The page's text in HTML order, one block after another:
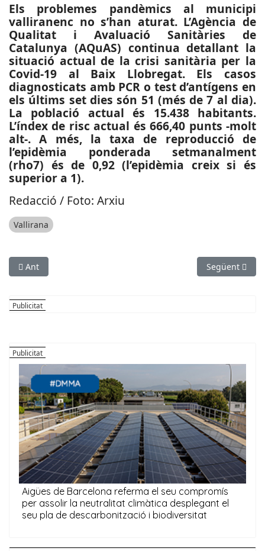
Els problemes pandèmics al municipi
valliranenc no s’han aturat. L’Agència de
Qualitat i Avaluació Sanitàries de
Catalunya (AQuAS) continua detallant la
situació actual de la crisi sanitària per la
Covid-19 al Baix Llobregat. Els casos
diagnosticats amb PCR o test d’antígens en
els últims set dies són 51 (més de 7 al dia).
La població actual és 15.438 habitants.
L’índex de risc actual és 666,40 punts -molt
alt-. A més, la taxa de reproducció de
l’epidèmia ponderada setmanalment
(rho7) és de 0,92 (l’epidèmia creix si és
superior a 1).
Redacció / Foto: Arxiu
Vallirana
Article anterior: SUCCESSOS: Salven la vida d’un menor que
Ant Article
Següent